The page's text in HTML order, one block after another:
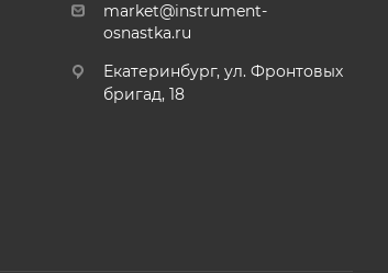
market@instrument-
osnastka.ru
Екатеринбург, ул. Фронтовых
бригад, 18